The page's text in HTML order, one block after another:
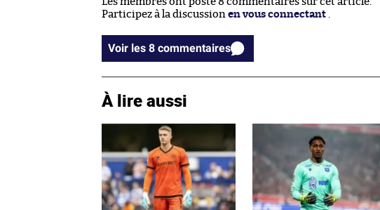
Participez à la discussion en vous connectant
Voir les 8 commentaires
À lire aussi